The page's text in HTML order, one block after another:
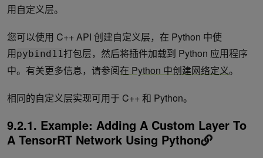
用自定义层。
您可以使用 C++ API 创建自定义层，在 Python 中使
用pybind11 打包层，然后将插件加载到 Python 应用程序
中。有关更多信息，请参阅在 Python 中创建网络定义。
相同的自定义层实现可用于 C++ 和 Python。
9.2.1. Example: Adding A Custom Layer To
A TensorRT Network Using Python